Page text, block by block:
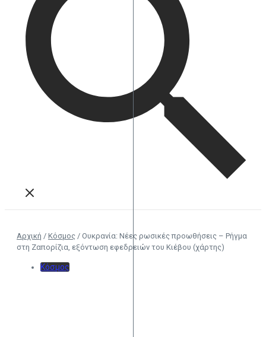
Αρχική / Κόσμος / Ουκρανία: Νέες ρωσικές προωθήσεις – Ρήγμα
στη Ζαπορίζια, εξόντωση εφεδρειών του Κιέβου (χάρτης)
Κόσμος